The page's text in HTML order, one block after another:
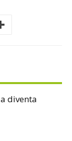
diventa